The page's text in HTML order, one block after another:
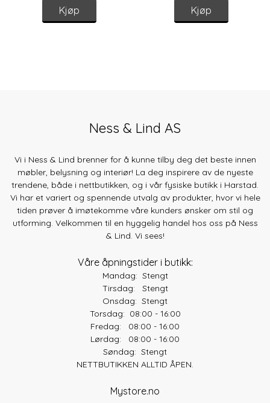
Kjøp Kjøp
Ness & Lind AS
Vi i Ness & Lind brenner for å kunne tilby deg det beste innen
møbler, belysning og interiør! La deg inspirere av de nyeste
trendene, både i nettbutikken, og i vår fysiske butikk i Harstad.
Vi har et variert og spennende utvalg av produkter, hvor vi hele
tiden prøver å imøtekomme våre kunders ønsker om stil og
utforming. Velkommen til en hyggelig handel hos oss på Ness
& Lind. Vi sees!
Våre åpningstider i butikk:
Mandag: Stengt
Tirsdag: Stengt
Onsdag: Stengt
Torsdag: 08:00 - 16:00
Fredag: 08:00 - 16:00
Lørdag: 08:00 - 16:00
Søndag: Stengt
NETTBUTIKKEN ALLTID ÅPEN.
Mystore.no